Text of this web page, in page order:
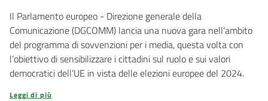
Il Parlamento europeo - Direzione generale della
Comunicazione (DGCOMM) lancia una nuova gara nell’ambito
del programma di sovvenzioni per i media, questa volta con
l’obiettivo di sensibilizzare i cittadini sul ruolo e sui valori
democratici dell’UE in vista delle elezioni europee del 2024.
Leggi di più